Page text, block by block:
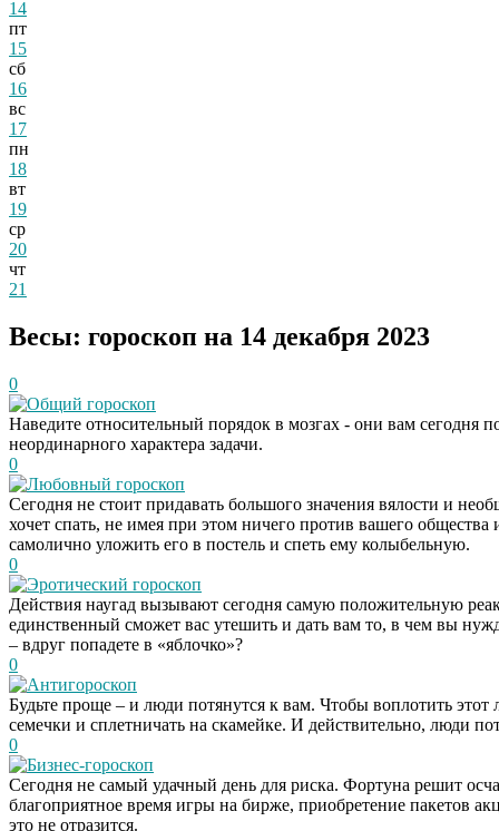
14
пт
15
сб
16
вс
17
пн
18
вт
19
ср
20
чт
21
Весы: гороскоп на 14 декабря 2023
0
Общий гороскоп
Наведите относительный порядок в мозгах - они вам сегодня
неординарного характера задачи.
0
Любовный гороскоп
Сегодня не стоит придавать большого значения вялости и
хочет спать, не имея при этом ничего против вашего
самолично уложить его в постель и спеть ему колыбельную.
0
Эротический гороскоп
Действия наугад вызывают сегодня самую положительную
единственный сможет вас утешить и дать вам то, в чем вы
– вдруг попадете в «яблочко»?
0
Антигороскоп
Будьте проще – и люди потянутся к вам. Чтобы воплотить этот
семечки и сплетничать на скамейке. И действительно, люди
0
Бизнес-гороскоп
Сегодня не самый удачный день для риска. Фортуна решит
благоприятное время игры на бирже, приобретение пакетов
это не отразится.